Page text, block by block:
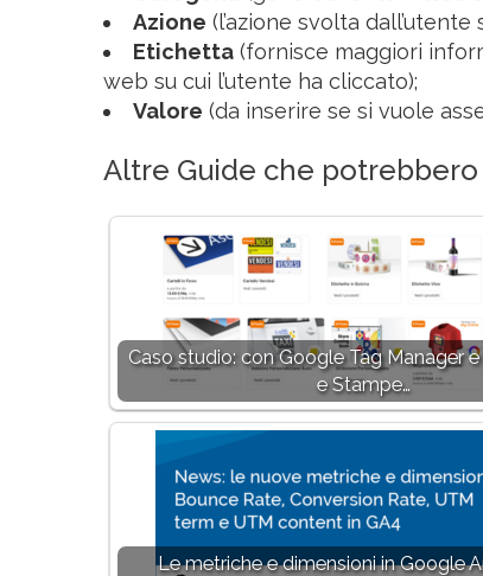
Azione (l’azione svolta dall’utente
Etichetta (fornisce maggiori
web su cui l’utente ha cliccato);
Valore (da inserire se si vuole
Altre Guide che
Caso studio: con Google Tag Manager
e Stampe…
Le metriche e dimensioni in Google